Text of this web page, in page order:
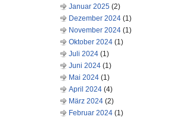
Januar 2025 (2)
Dezember 2024 (1)
November 2024 (1)
Oktober 2024 (1)
Juli 2024 (1)
Juni 2024 (1)
Mai 2024 (1)
April 2024 (4)
März 2024 (2)
Februar 2024 (1)